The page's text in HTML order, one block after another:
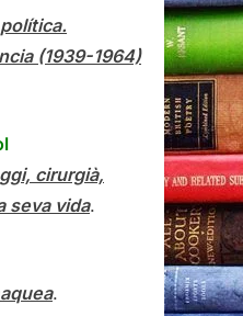
(1939-1964)
cirurgià,
seva vida.
.